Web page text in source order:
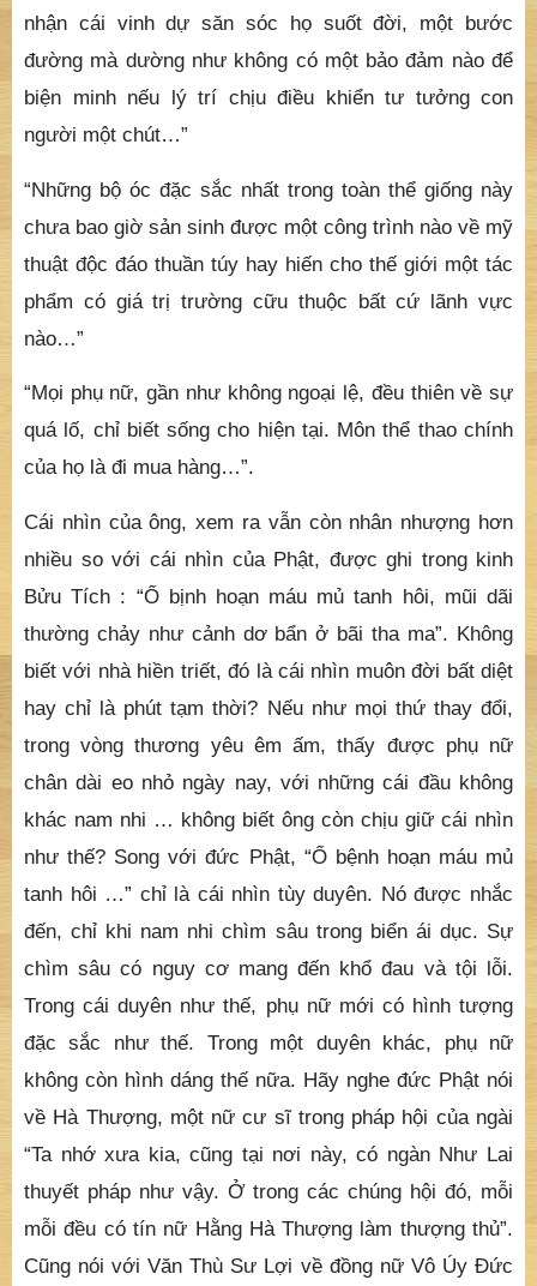
nhận cái vinh dự săn sóc họ suốt đời, một bước
đường mà dường như không có một bảo đảm nào để
biện minh nếu lý trí chịu điều khiển tư tưởng con
người một chút…”
“Những bộ óc đặc sắc nhất trong toàn thể giống này
chưa bao giờ sản sinh được một công trình nào về mỹ
thuật độc đáo thuần túy hay hiến cho thế giới một tác
phẩm có giá trị trường cữu thuộc bất cứ lãnh vực
nào…”
“Mọi phụ nữ, gần như không ngoại lệ, đều thiên về sự
quá lố, chỉ biết sống cho hiện tại. Môn thể thao chính
của họ là đi mua hàng…”.
Cái nhìn của ông, xem ra vẫn còn nhân nhượng hơn
nhiều so với cái nhìn của Phật, được ghi trong kinh
Bửu Tích : “Ổ bịnh hoạn máu mủ tanh hôi, mũi dãi
thường chảy như cảnh dơ bẩn ở bãi tha ma”. Không
biết với nhà hiền triết, đó là cái nhìn muôn đời bất diệt
hay chỉ là phút tạm thời? Nếu như mọi thứ thay đổi,
trong vòng thương yêu êm ấm, thấy được phụ nữ
chân dài eo nhỏ ngày nay, với những cái đầu không
khác nam nhi … không biết ông còn chịu giữ cái nhìn
như thế? Song với đức Phật, “Ổ bệnh hoạn máu mủ
tanh hôi …” chỉ là cái nhìn tùy duyên. Nó được nhắc
đến, chỉ khi nam nhi chìm sâu trong biển ái dục. Sự
chìm sâu có nguy cơ mang đến khổ đau và tội lỗi.
Trong cái duyên như thế, phụ nữ mới có hình tượng
đặc sắc như thế. Trong một duyên khác, phụ nữ
không còn hình dáng thế nữa. Hãy nghe đức Phật nói
về Hà Thượng, một nữ cư sĩ trong pháp hội của ngài
“Ta nhớ xưa kia, cũng tại nơi này, có ngàn Như Lai
thuyết pháp như vậy. Ở trong các chúng hội đó, mỗi
mỗi đều có tín nữ Hằng Hà Thượng làm thượng thủ”.
Cũng nói với Văn Thù Sư Lợi về đồng nữ Vô Úy Đức